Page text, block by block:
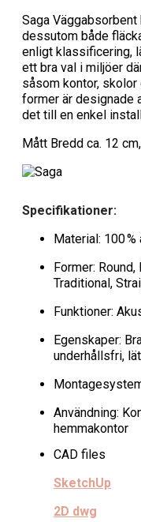
Saga
dessutom både
enligt klassificering,
ett bra val i miljöer
såsom kontor,
former är designade
det till en enkel
Mått Bredd ca. 12
Specifikationer:
Material: 100
Former: Round,
Traditional,
Funktioner:
Egenskaper:
underhållsfri,
Användning:
hemmakontor
CAD files
SketchUp
2D dwg